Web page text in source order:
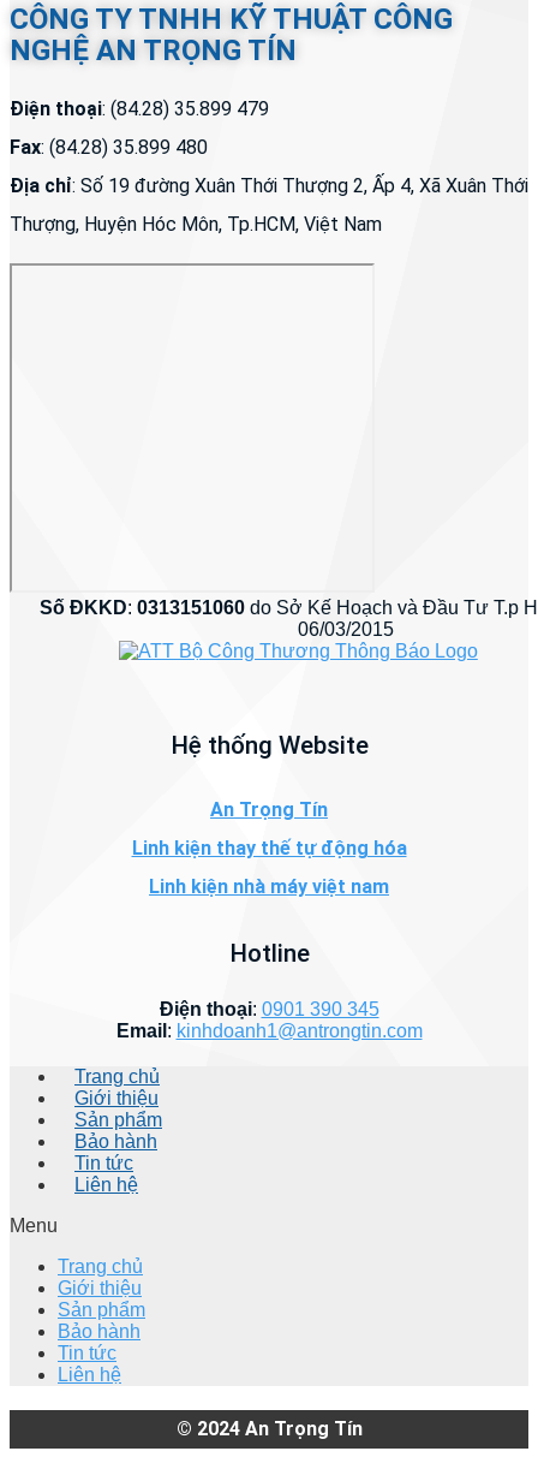
CÔNG TY TNHH KỸ THUẬT CÔNG
NGHỆ AN TRỌNG TÍN
Điện thoại: (84.28) 35.899 479
Fax: (84.28) 35.899 480
Địa chỉ: Số 19 đường Xuân Thới Thượng 2, Ấp 4, Xã Xuân Thới
Thượng, Huyện Hóc Môn, Tp.HCM, Việt Nam
Số ĐKKD:0313151060 do Sở Kế Hoạch và Đầu Tư T.p
06/03/2015
Hệ thống Website
An Trọng Tín
Linh kiện thay thế tự động hóa
Linh kiện nhà máy việt nam
Hotline
Điện thoại: 0901 390 345
Email : kinhdoanh1@antrongtin.com
Trang chủ
Giới thiệu
Sản phẩm
Bảo hành
Tin tức
Liên hệ
Menu
Trang chủ
Giới thiệu
Sản phẩm
Bảo hành
Tin tức
Liên hệ
© 2024 An Trọng Tín